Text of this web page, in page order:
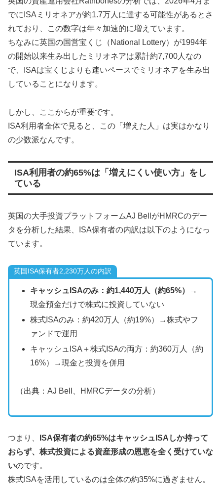
でにISAミリオネアが約1.7万人に達する可能性があるとさ
れており、この数字は年々加速的に増えています。
ちなみに英国の国営宝くじ（National Lottery）が1994年
の開始以来生み出したミリオネアは累計約7,700人なの
で、ISAは宝くじよりも速いペースでミリオネアを生み出
していることになります。
しかし、ここからが重要です。
ISA利用者全体で見ると、この「増えた人」は実はかなり
の少数派なんです。
ISA利用者の約65%は「増えにくい使い方」をし
ている
英国の大手投資プラットフォームAJ BellがHMRCのデー
タを分析した結果、ISA保有者の内訳は以下のようになっ
ています。
英国ISA保有者2,230万人の内訳
キャッシュISAのみ：約1,440万人（約65%）
→
現金預金だけで株式に投資していない
株式ISAのみ：約420万人（約19%）→株式やフ
ァンドで運用
キャッシュISA＋株式ISAの両方：約360万人（約
16%）→現金と投資を併用
（出典：AJ Bell、HMRCデータの分析）
つまり、
ISA保有者の約65%はキャッシュISAしか持って
おらず、株式投資による資産形成の恩恵を全く受けていな
いのです。
株式ISAを活用しているのは全体の約35%に過ぎません。